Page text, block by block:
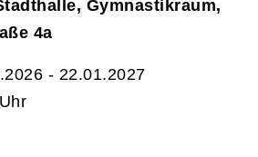
Gymnastikraum,
4a
- 22.01.2027